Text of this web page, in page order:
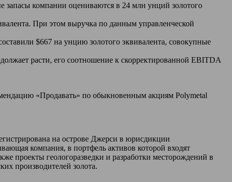
запасы компании оцениваются в 24 млн унций золотого
При этом выручка по данным управленческой
$667 на унцию золотого эквивалента, совокупные
расти, его соотношение к скорректированной EBITDA
«Продавать» по обыкновенным акциям Polymetal
на острове Джерси в юрисдикции
компания, в портфель активов которой входят
проекты геологоразведки и разработки месторождений в
производителей золота.